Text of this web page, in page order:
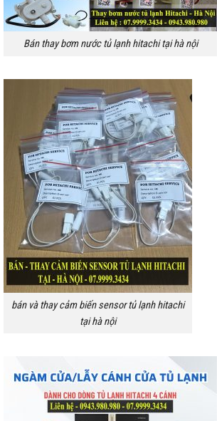
Bán thay bơm nước tủ lạnh hitachi tại hà nội
bán và thay cảm biến sensor tủ lạnh hitachi
tại hà nội